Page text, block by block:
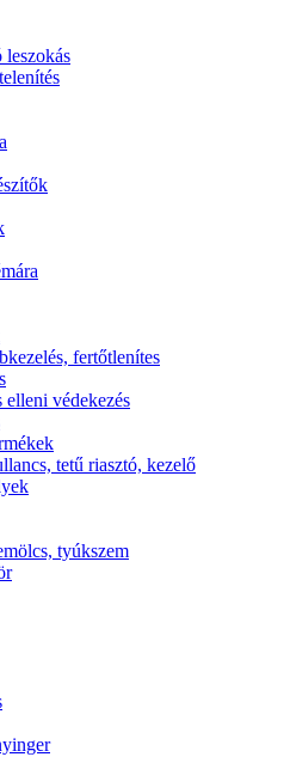
fertőtlenítes
védekezés
tetű riasztó, kezelő
tyúkszem